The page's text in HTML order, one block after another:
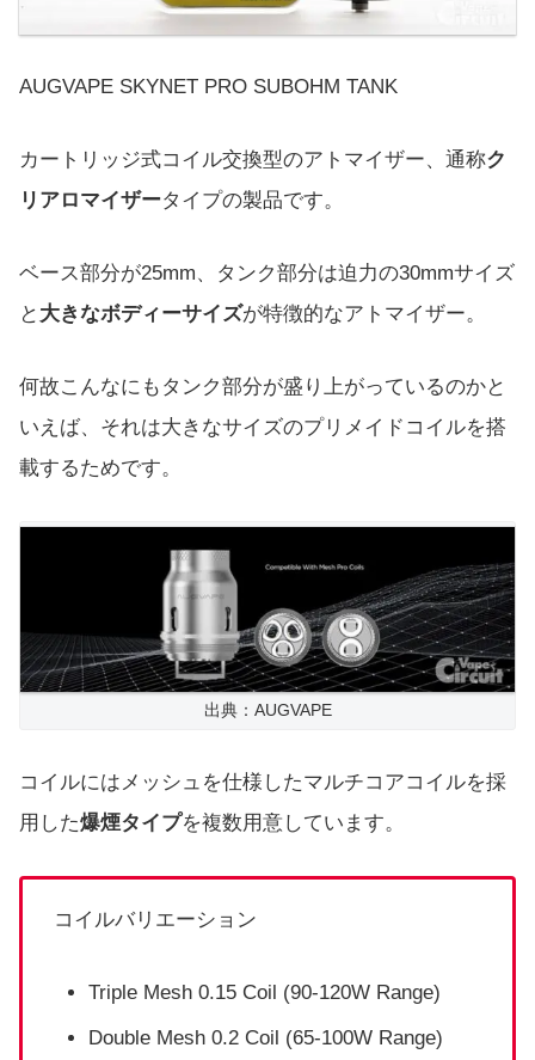
AUGVAPE SKYNET PRO SUBOHM TANK
カートリッジ式コイル交換型のアトマイザー、通称ク
リアロマイザータイプの製品です。
ベース部分が25mm、タンク部分は迫力の30mmサイズ
と 大きなボディーサイズが特徴的なアトマイザー。
何故こんなにもタンク部分が盛り上がっているのかと
いえば、それは大きなサイズのプリメイドコイルを搭
載するためです。
出典：AUGVAPE
コイルにはメッシュを仕様したマルチコアコイルを採
用した爆煙タイプを複数用意しています。
コイルバリエーション
Triple Mesh 0.15 Coil (90-120W Range)
Double Mesh 0.2 Coil (65-100W Range)